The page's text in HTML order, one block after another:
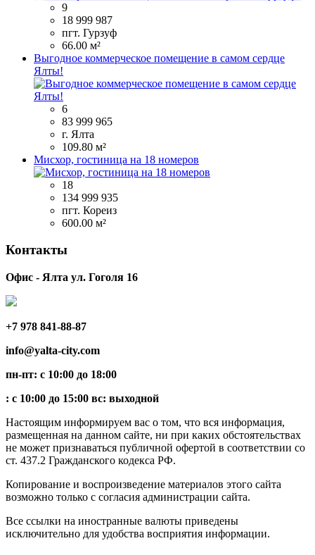
9
18 999 987
пгт. Гурзуф
66.00 м²
Выгодное коммерческое помещение в самом сердце
Ялты!
6
83 999 965
г. Ялта
109.80 м²
Мисхор, гостиница на 18 номеров
18
134 999 935
пгт. Кореиз
600.00 м²
Контакты
Офис - Ялта ул. Гоголя 16
+7 978 841-88-87
info@yalta-city.com
пн-пт: с 10:00 до 18:00
: с 10:00 до 15:00 вс: выходной
Настоящим информируем вас о том, что вся информация,
размещенная на данном сайте, ни при каких обстоятельствах
не может признаваться публичной офертой в соответствии со
ст. 437.2 Гражданского кодекса РФ.
Копирование и воспроизведение материалов этого сайта
возможно только с согласия администрации сайта.
Все ссылки на иностранные валюты приведены
исключительно для удобства восприятия информации.